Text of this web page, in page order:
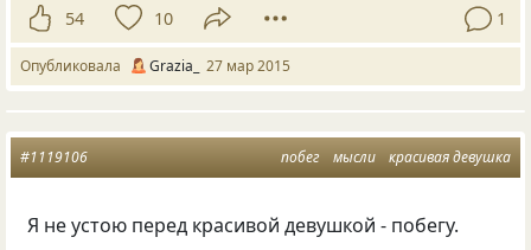
54 10 1
Опубликовала Grazia_ 27 мар 2015
побег мысли красивая девушка
#1119106
Я не устою перед красивой девушкой - побегу.